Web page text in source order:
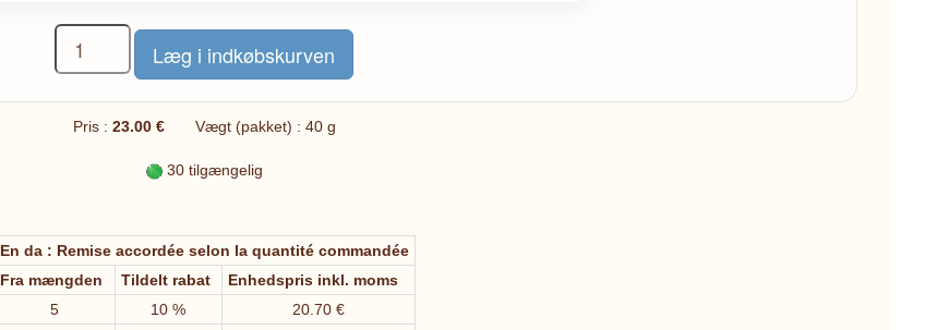
Pris : 23.00 € Vægt (pakket) : 40 g
30 tilgængelig
En da : Remise accordée selon la quantité commandée
Fra mængden
Tildelt rabat
Enhedspris inkl. moms
5
10 % 20.70 €